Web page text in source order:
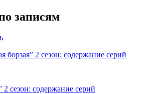
записям
борзая” 2 сезон: содержание серий
сезон: содержание серий